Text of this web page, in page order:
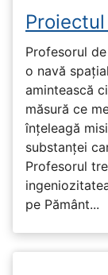
Profesorul
o navă
amintească
măsură ce
înțeleagă
substanței
Profesorul
pe Pământ...